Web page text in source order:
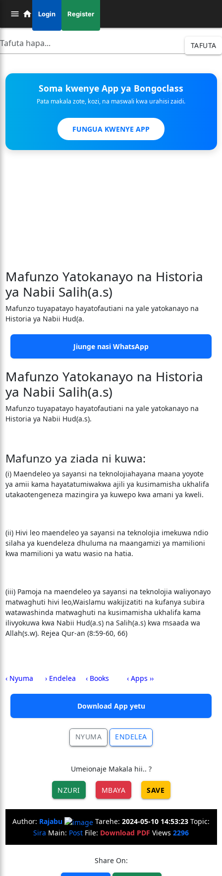
Login Register
TAFUTA
Soma kwenye App ya Bongoclass
Pata makala zote, kozi, na maswali kwa urahisi zaidi.
FUNGUA KWENYE APP
Mafunzo Yatokanayo na Historia
ya Nabii Salih(a.s)
Mafunzo tuyapatayo hayatofautiani na yale yatokanayo na
Historia ya Nabii Hud(a.
Jiunge nasi WhatsApp
Mafunzo Yatokanayo na Historia
ya Nabii Salih(a.s)
Mafunzo tuyapatayo hayatofautiani na yale yatokanayo na
Historia ya Nabii Hud(a.s).
Mafunzo ya ziada ni kuwa:
(i) Maendeleo ya sayansi na teknolojiahayana maana yoyote
ya amii kama hayatatumiwakwa ajili ya kusimamisha ukhalifa
utakaotengeneza mazingira ya kuwepo kwa amani ya kweli.
(ii) Hivi leo maendeleo ya sayansi na teknolojia imekuwa ndio
silaha ya kuendeleza dhuluma na maangamizi ya mamilioni
kwa mamilioni ya watu wasio na hatia.
(iii) Pamoja na maendeleo ya sayansi na teknolojia waliyonayo
matwaghuti hivi leo,Waislamu wakijizatiti na kufanya subira
watawashinda matwaghuti na kusimamisha ukhalifa kama
ilivyokuwa kwa Nabii Hud(a.s) na Salih(a.s) kwa msaada wa
Allah(s.w). Rejea Qur-an (8:59-60, 66)
‹ Nyuma › Endelea ‹ Books ‹ Apps ››
Download App yetu
NYUMA ENDELEA
Umeionaje Makala hii.. ?
NZURI MBAYA SAVE
Author: Rajabu Tarehe: 2024-05-10 14:53:23 Topic:
Sira Main: Post File: Download PDF Views 2296
Share On: